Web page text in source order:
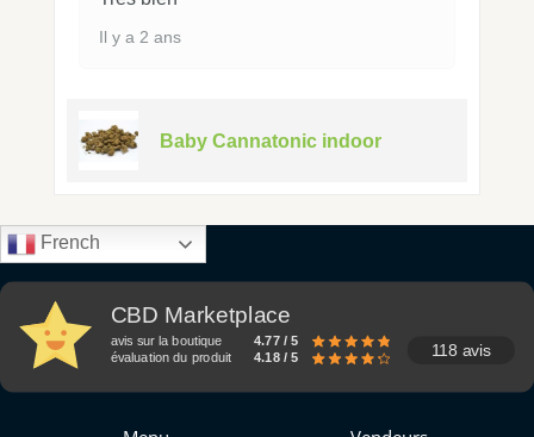
Il y a 2 ans
Baby Cannatonic indoor
French
CBD Marketplace
avis sur la boutique
4.77 / 5
évaluation du produit
4.18 / 5 118 avis